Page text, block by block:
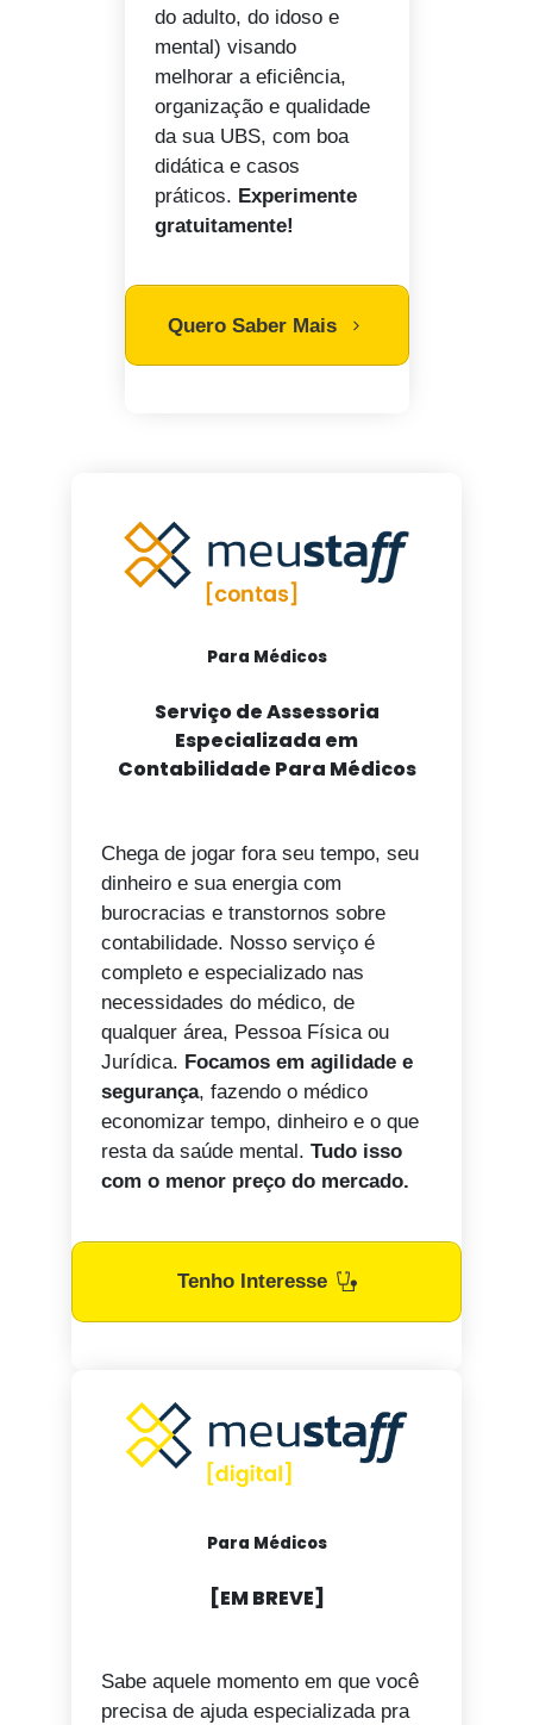
do adulto, do idoso e
mental) visando
melhorar a eficiência,
organização e qualidade
da sua UBS, com boa
didática e casos
práticos. Experimente
gratuitamente!
Quero Saber Mais
Serviço de Assessoria
Especializada em
Contabilidade Para Médicos
Para Médicos
Chega de jogar fora seu tempo, seu
dinheiro e sua energia com
burocracias e transtornos sobre
contabilidade. Nosso serviço é
completo e especializado nas
necessidades do médico, de
qualquer área, Pessoa Física ou
Jurídica. Focamos em agilidade e
segurança, fazendo o médico
economizar tempo, dinheiro e o que
resta da saúde mental. Tudo isso
com o menor preço do mercado.
Tenho Interesse
[EM BREVE]
Para Médicos
Sabe aquele momento em que você
precisa de ajuda especializada pra